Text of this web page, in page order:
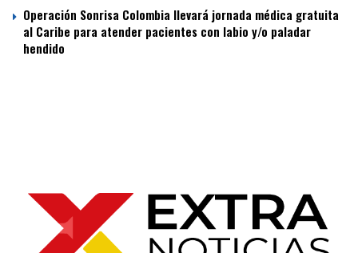
Operación Sonrisa Colombia llevará jornada médica gratuita
al Caribe para atender pacientes con labio y/o paladar
hendido